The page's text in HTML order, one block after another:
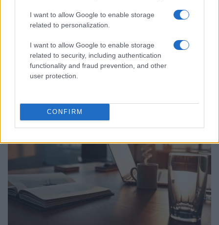
I want to allow Google to enable storage
related to personalization.
I want to allow Google to enable storage
related to security, including authentication
functionality and fraud prevention, and other
user protection.
CONFIRM
Ripensare le tecnologie umanitarie oltre i criteri dei
donatori